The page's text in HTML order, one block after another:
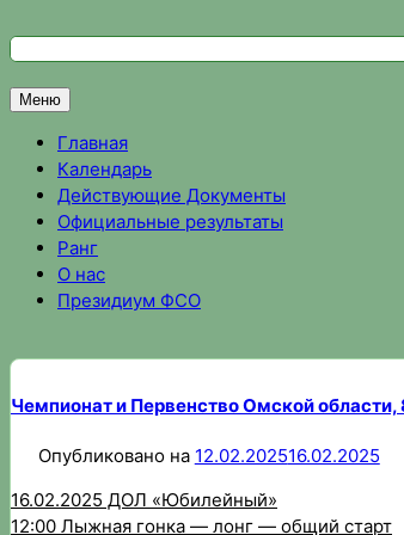
кФедерация спортивного ориентирования
Спортивное ориентирование в Омске,
Меню
Главная
Календарь
Действующие Документы
Официальные результаты
Ранг
О нас
Президиум ФСО
Чемпионат и Первенство Омской
Опубликовано на 12.02.202516.02.2025
16.02.2025 ДОЛ «Юбилейный»
12:00 Лыжная гонка — лонг — общий старт